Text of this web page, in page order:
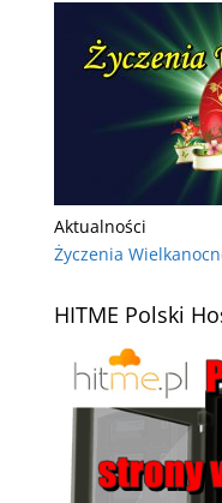
Aktualności
Życzenia
HITME Polski